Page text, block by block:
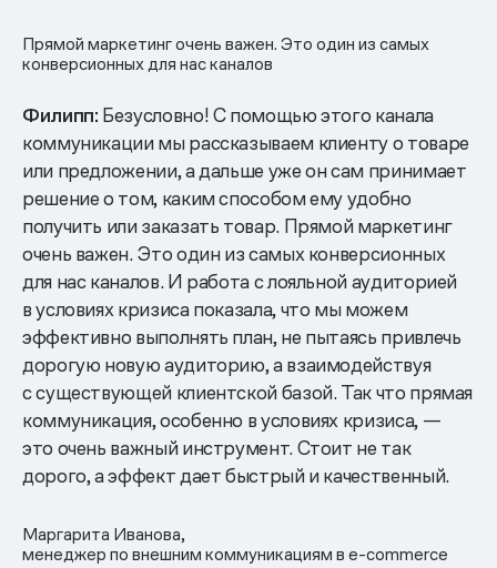
Прямой маркетинг очень важен. Это один из самых
конверсионных для нас каналов
Филипп: Безусловно! С помощью этого канала
коммуникации мы рассказываем клиенту о товаре
или предложении, а дальше уже он сам принимает
решение о том, каким способом ему удобно
получить или заказать товар. Прямой маркетинг
очень важен. Это один из самых конверсионных
для нас каналов. И работа с лояльной аудиторией
в условиях кризиса показала, что мы можем
эффективно выполнять план, не пытаясь привлечь
дорогую новую аудиторию, а взаимодействуя
с существующей клиентской базой. Так что прямая
коммуникация, особенно в условиях кризиса, —
это очень важный инструмент. Стоит не так
дорого, а эффект дает быстрый и качественный.
Маргарита Иванова,
менеджер по внешним коммуникациямв e-commerce